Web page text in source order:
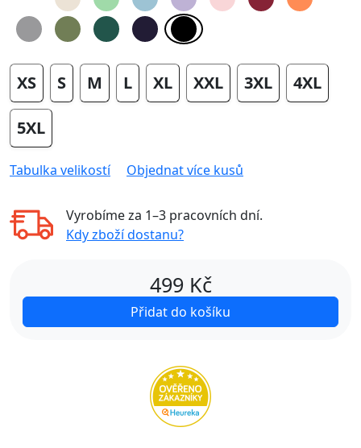
XS S M L XL XXL 3XL 4XL
5XL
Tabulka velikostí Objednat více kusů
Vyrobíme za 1–3 pracovních dní.
Kdy zboží dostanu?
499 Kč
Přidat do košíku